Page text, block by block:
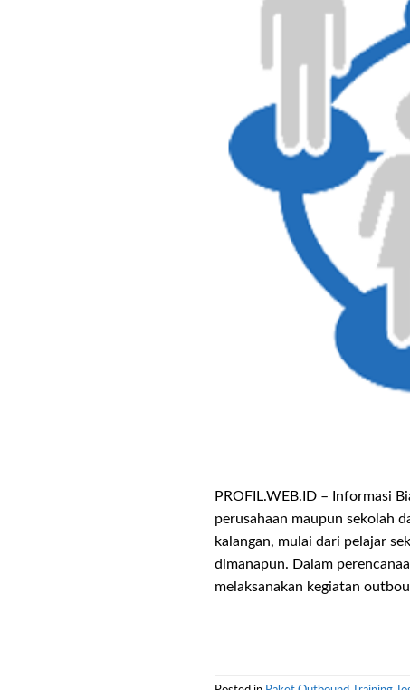
PROFIL.WEB.ID – Informasi
perusahaan maupun sekolah
kalangan, mulai dari pelajar
dimanapun. Dalam
melaksanakan kegiatan